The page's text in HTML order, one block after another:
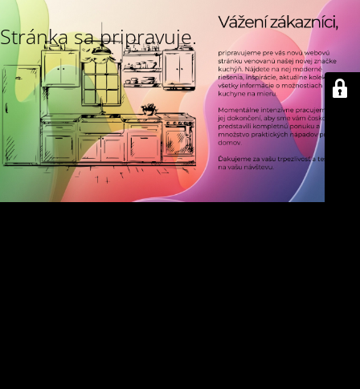
Stránka sa pripravuje.